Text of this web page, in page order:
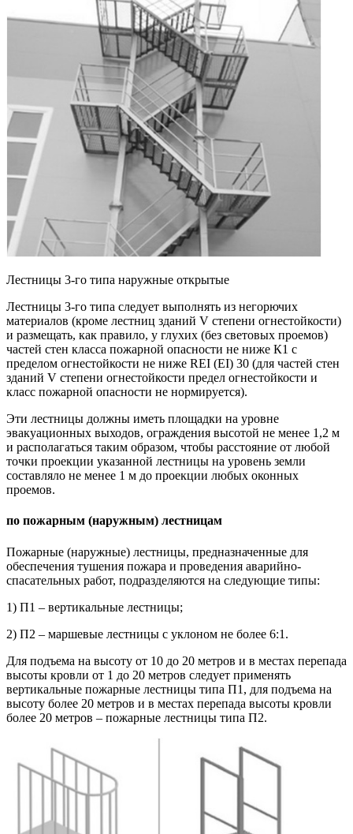
Лестницы 3-го типа наружные открытые
Лестницы 3-го типа следует выполнять из негорючих
материалов (кроме лестниц зданий V степени огнестойкости)
и размещать, как правило, у глухих (без световых проемов)
частей стен класса пожарной опасности не ниже К1 с
пределом огнестойкости не ниже REI (EI) 30 (для частей стен
зданий V степени огнестойкости предел огнестойкости и
класс пожарной опасности не нормируется).
Эти лестницы должны иметь площадки на уровне
эвакуационных выходов, ограждения высотой не менее 1,2 м
и располагаться таким образом, чтобы расстояние от любой
точки проекции указанной лестницы на уровень земли
составляло не менее 1 м до проекции любых оконных
проемов.
по пожарным (наружным) лестницам
Пожарные (наружные) лестницы, предназначенные для
обеспечения тушения пожара и проведения аварийно-
спасательных работ, подразделяются на следующие типы:
1) П1 – вертикальные лестницы;
2) П2 – маршевые лестницы с уклоном не более 6:1.
Для подъема на высоту от 10 до 20 метров и в местах перепада
высоты кровли от 1 до 20 метров следует применять
вертикальные пожарные лестницы типа П1, для подъема на
высоту более 20 метров и в местах перепада высоты кровли
более 20 метров – пожарные лестницы типа П2.